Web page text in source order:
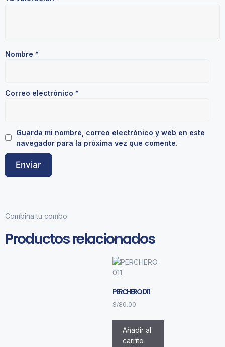
Nombre *
Correo electrónico *
Guarda mi nombre, correo electrónico y web en este
navegador para la próxima vez que comente.
Combina tu combo
Productos relacionados
PERCHERO 011
S/80.00
Añadir al
carrito